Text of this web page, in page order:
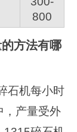
800
方法有哪
石机每小时
，产量受外